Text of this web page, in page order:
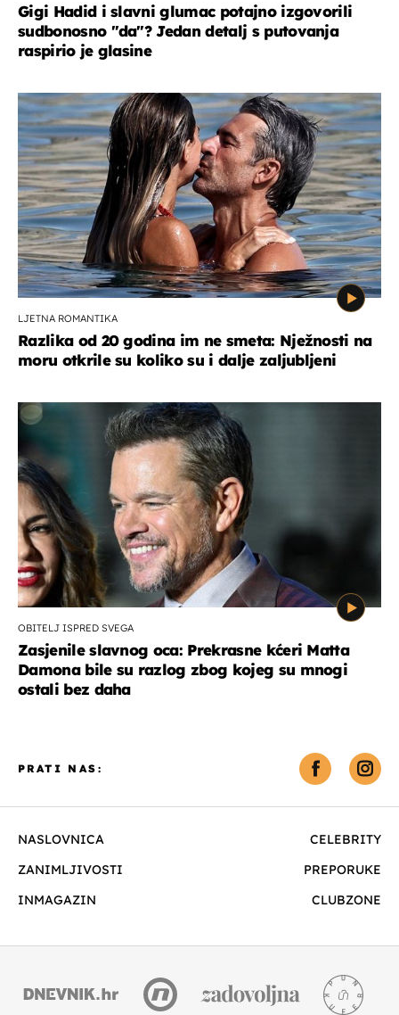
Gigi Hadid i slavni glumac potajno izgovorili
sudbonosno "da"? Jedan detalj s putovanja
raspirio je glasine
LJETNA ROMANTIKA
Razlika od 20 godina im ne smeta: Nježnosti na
moru otkrile su koliko su i dalje zaljubljeni
OBITELJ ISPRED SVEGA
Zasjenile slavnog oca: Prekrasne kćeri Matta
Damona bile su razlog zbog kojeg su mnogi
ostali bez daha
NASLOVNICA
CELEBRITY
ZANIMLJIVOSTI
PREPORUKE
INMAGAZIN
CLUBZONE
PRATI NAS: